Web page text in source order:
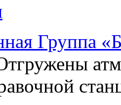
Группа